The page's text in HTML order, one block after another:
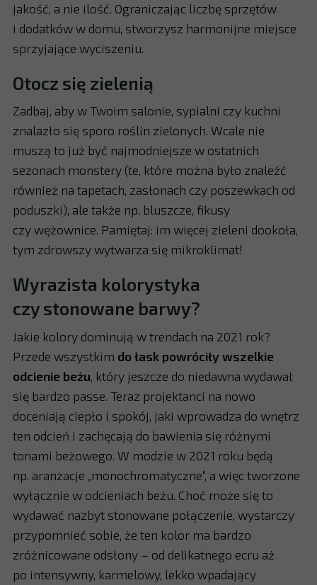
jakość, a nie ilość. Ograniczając liczbę sprzętów
i dodatków w domu, stworzysz harmonijne miejsce
sprzyjające wyciszeniu.
Otocz się zielenią
Zadbaj, aby w Twoim salonie, sypialni czy kuchni
znalazło się sporo roślin zielonych. Wcale nie
muszą to już być najmodniejsze w ostatnich
sezonach monstery (te, które można było znaleźć
również na tapetach, zasłonach czy poszewkach od
poduszki), ale także np. bluszcze, fikusy
czy wężownice. Pamiętaj: im więcej zieleni dookoła,
tym zdrowszy wytwarza się mikroklimat!
Wyrazista kolorystyka
czy stonowane barwy?
Jakie kolory dominują w trendach na 2021 rok?
Przede wszystkim do łask powróciły wszelkie
odcienie beżu, który jeszcze do niedawna wydawał
się bardzo passe. Teraz projektanci na nowo
doceniają ciepło i spokój, jaki wprowadza do wnętrz
ten odcień i zachęcają do bawienia się różnymi
tonami beżowego. W modzie w 2021 roku będą
np. aranżacje „monochromatyczne”, a więc tworzone
wyłącznie w odcieniach beżu. Choć może się to
wydawać nazbyt stonowane połączenie, wystarczy
przypomnieć sobie, że ten kolor ma bardzo
zróżnicowane odsłony – od delikatnego ecru aż
po intensywny, karmelowy, lekko wpadający